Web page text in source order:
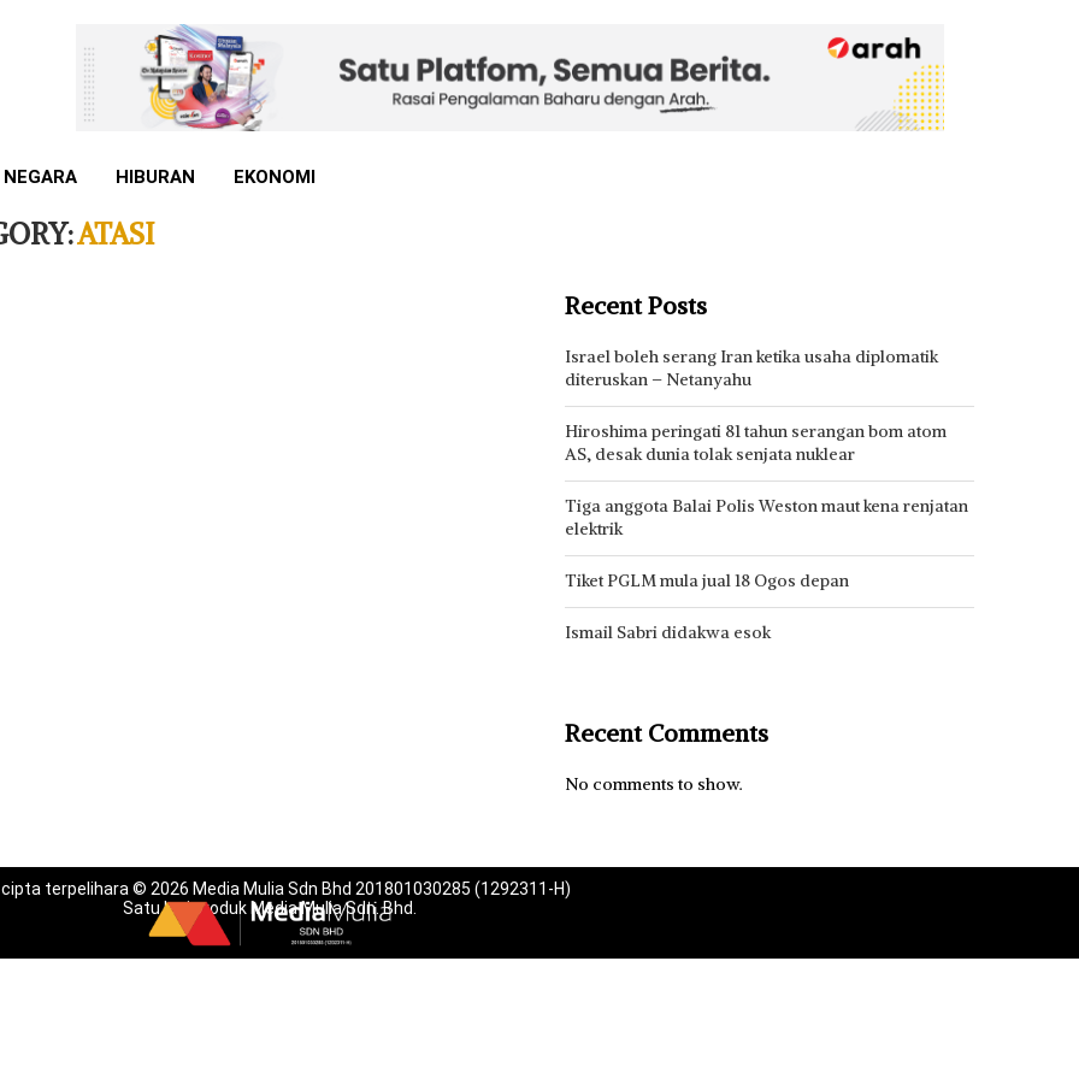
HIBURAN EKONOMI
ATASI
Recent Posts
Israel boleh serang Iran ketika usaha diplomatik
diteruskan – Netanyahu
Hiroshima peringati 81 tahun serangan bom atom
AS, desak dunia tolak senjata nuklear
Tiga anggota Balai Polis Weston maut kena renjatan
elektrik
Tiket PGLM mula jual 18 Ogos depan
Ismail Sabri didakwa esok
Recent Comments
No comments to show.
cipta terpelihara © 2026 Media Mulia Sdn Bhd 201801030285 (1292311-H)
Satu lagi produk Media Mulia Sdn. Bhd.